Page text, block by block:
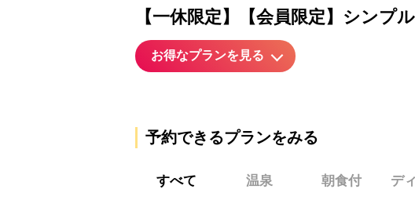
【一休限定】【会員限定】シンプ
お得なプランを見る
予約できるプランをみる
すべて 温泉 朝食付 デ